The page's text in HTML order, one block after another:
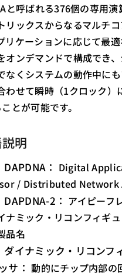
と呼ばれる376個の専用
リックスからなるマルチ
リケーションに応じて最
オンデマンドで構成でき
なくシステムの動作中に
わせて瞬時（1クロック）
とが可能です。
明
DAPDNA： Digital
/ Distributed
DAPDNA-2： アイピーフ
ナミック・リコンフィギ
品名
ダイナミック・リコンフ
サ： 動的にチップ内部の